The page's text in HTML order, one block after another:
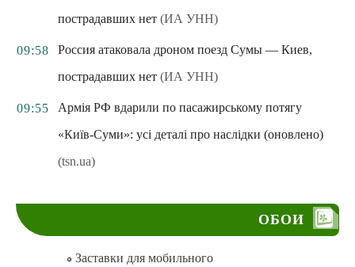
пострадавших нет (ИА УНН)
09:58
Россия атаковала дроном поезд Сумы — Киев,
пострадавших нет (ИА УНН)
09:55
Армія РФ вдарили по пасажирському потягу
«Київ-Суми»: усі деталі про наслідки (оновлено)
(tsn.ua)
ОБОИ
Заставки для мобильного